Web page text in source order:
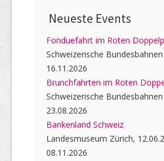
Neueste Events
Fonduefahrt im Roten
Schweizerische
16.11.2026
Brunchfahrten im Roten
Schweizerische
23.08.2026
Bankenland Schweiz
Landesmuseum Zürich,
08.11.2026